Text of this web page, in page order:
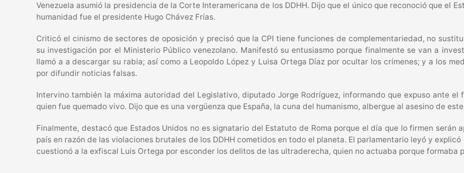
Venezuela asumió la presidencia de la Corte Interamericana de los DDHH. Dijo que el único que reconoció que el
humanidad fue el presidente Hugo Chávez Frías.
Criticó el cinismo de sectores de oposición y precisó que la CPI tiene funciones de complementariedad, no
su investigación por el Ministerio Público venezolano. Manifestó su entusiasmo porque finalmente se van a
llamó a a descargar su rabia; así como a Leopoldo López y Luisa Ortega Díaz por ocultar los crímenes; y a los
por difundir noticias falsas.
Intervino también la máxima autoridad del Legislativo, diputado Jorge Rodríguez, informando que expuso ante el
quien fue quemado vivo. Dijo que es una vergüenza que España, la cuna del humanismo, albergue al asesino de
Finalmente, destacó que Estados Unidos no es signatario del Estatuto de Roma porque el día que lo firmen serán
país en razón de las violaciones brutales de los DDHH cometidos en todo el planeta. El parlamentario leyó y
cuestionó a la exfiscal Luis Ortega por esconder los delitos de las ultraderecha, quien no actuaba porque formaba